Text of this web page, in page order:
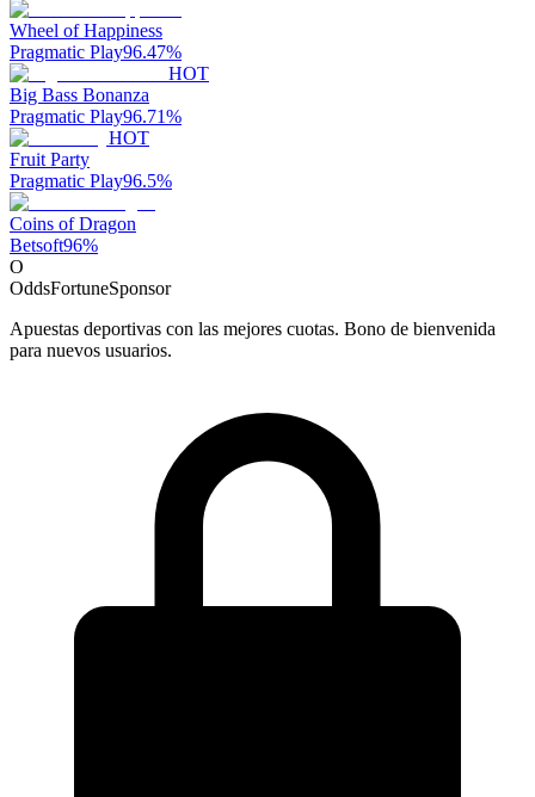
Wheel of Happiness
Pragmatic Play96.47%
HOT
Big Bass Bonanza
Pragmatic Play96.71%
HOT
Fruit Party
Pragmatic Play96.5%
Coins of Dragon
Betsoft96%
O
OddsFortuneSponsor
Apuestas deportivas con las mejores cuotas. Bono de bienvenida
para nuevos usuarios.